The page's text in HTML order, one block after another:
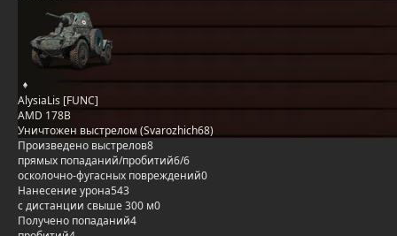
AlysiaLis [FUNC]
AMD 178B
Уничтожен выстрелом (Svarozhich68)
Произведено выстрелов8
прямых попаданий/пробитий6/6
осколочно-фугасных повреждений0
Нанесение урона543
с дистанции свыше 300 м0
Получено попаданий4